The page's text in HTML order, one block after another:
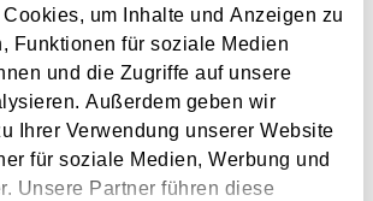
um Inhalte und Anzeigen zu
Funktionen für soziale Medien
und die Zugriffe auf unsere
Außerdem geben wir
Ihrer Verwendung unserer Website
für soziale Medien, Werbung und
Unsere Partner führen diese
an die Geltendmachung von Kosten als
die Aspekte der
der wirtschaftlichen Leistungsfähigkeit .